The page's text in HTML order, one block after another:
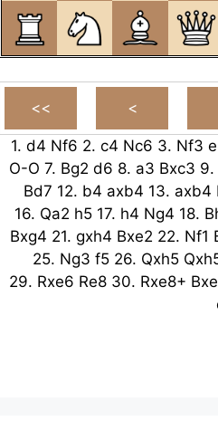
1. d4 Nf6 2. c4 Nc6 3. Nf3
O-O 7. Bg2 d6 8. a3 Bxc3 9.
Bd7 12. b4 axb4 13. axb4
16. Qa2 h5 17. h4 Ng4 18.
Bxg4 21. gxh4 Bxe2 22. Nf1
25. Ng3 f5 26. Qxh5
29. Rxe6 Re8 30. Rxe8+